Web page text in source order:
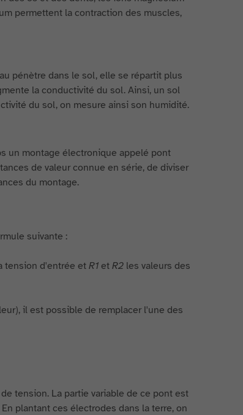
permettent la contraction des muscles,
pénètre dans le sol, elle se répartit plus
la conductivité du sol. Ainsi, un sol
du sol, on mesure ainsi son humidité.
un montage électronique appelé pont
de valeur connue en série, de diviser
du montage.
suivante :
tension d'entrée etR1et R2les valeurs des
il est possible de remplacer l'une des
tension. La partie variable de ce pont est
plantant ces électrodes dans la terre, on